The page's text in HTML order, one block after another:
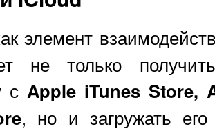
элемент
не только
с Apple iTunes Store,
, но и загружать